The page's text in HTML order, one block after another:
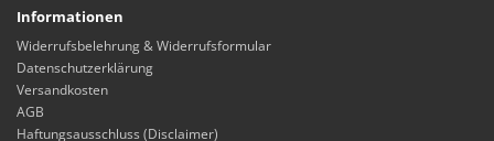
Informationen
Widerrufsbelehrung & Widerrufsformular
Datenschutzerklärung
Versandkosten
AGB
Haftungsausschluss (Disclaimer)